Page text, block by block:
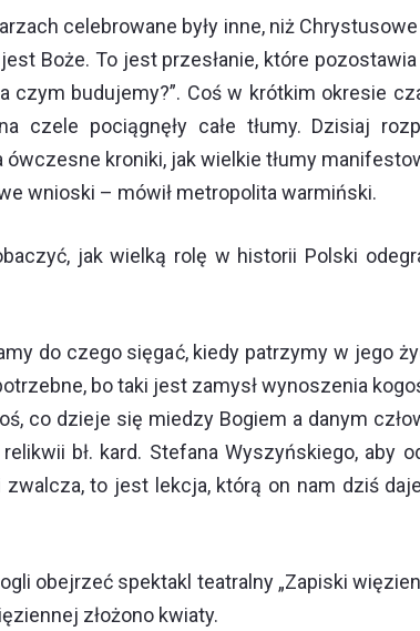
celebrowane były inne, niż
Boże. To jest przesłanie, które
czym budujemy?”. Coś w krótkim okresie
czele pociągnęły całe tłumy. Dzisiaj
kroniki, jak wielkie tłumy
wnioski – mówił metropolita warmiński.
jak wielką rolę w historii Polski
do czego sięgać, kiedy patrzymy w jego
bo taki jest zamysł wynoszenia
co dzieje się miedzy Bogiem a danym
bł. kard. Stefana Wyszyńskiego,
to jest lekcja, którą on nam dziś
obejrzeć spektakl teatralny „Zapiski
złożono kwiaty.